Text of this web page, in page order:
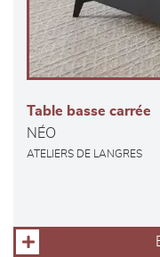
Table basse carrée
NÉO
ATELIERS DE LANGRES